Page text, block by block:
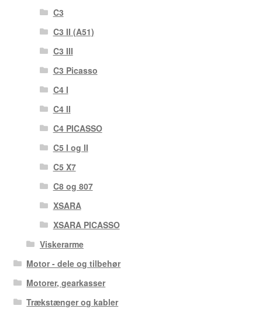
C3
C3 II (A51)
C3 III
C3 Picasso
C4 I
C4 II
C4 PICASSO
C5 I og II
C5 X7
C8 og 807
XSARA
XSARA PICASSO
Viskerarme
Motor - dele og tilbehør
Motorer, gearkasser
Trækstænger og kabler